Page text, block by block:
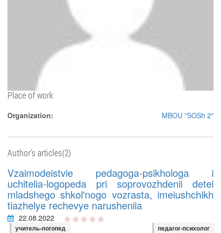
Place of work
Organization: MBOU "SOSh 2"
Author's articles(2)
Vzaimodeistvie pedagoga-psikhologa i
uchitelia-logopeda pri soprovozhdenii detei
mladshego shkol'nogo vozrasta, imeiushchikh
tiazhelye rechevye narusheniia
22.08.2022
учитель-логопед
педагог-психолог